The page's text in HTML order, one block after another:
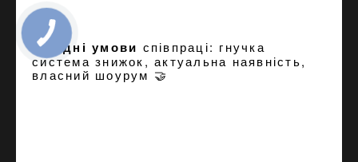
Вигідні умови співпраці: гнучка
система знижок, актуальна наявність,
власний шоурум 🤝